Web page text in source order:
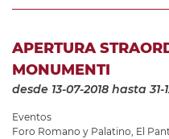
APERTURA
MONUMENTI
desde 13-07-2018 hasta 31-
Eventos
Foro Romano y Palatino El